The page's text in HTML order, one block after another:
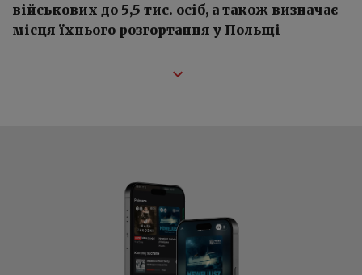
військових до 5,5 тис. осіб, а також визначає
місця їхнього розгортання у Польщі